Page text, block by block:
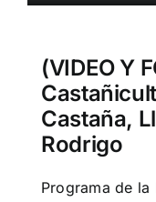
(VIDEO Y
Castaña,
Rodrigo
Programa de la